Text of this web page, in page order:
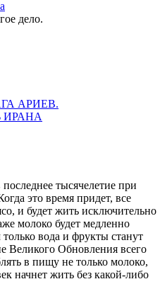
дело.
АРИЕВ.
ИРАНА
тысячелетие при
это время придет, все
и будет жить исключительно
молоко будет медленно
вода и фрукты станут
Великого Обновления всего
в пищу не только молоко,
начнет жить без какой-либо